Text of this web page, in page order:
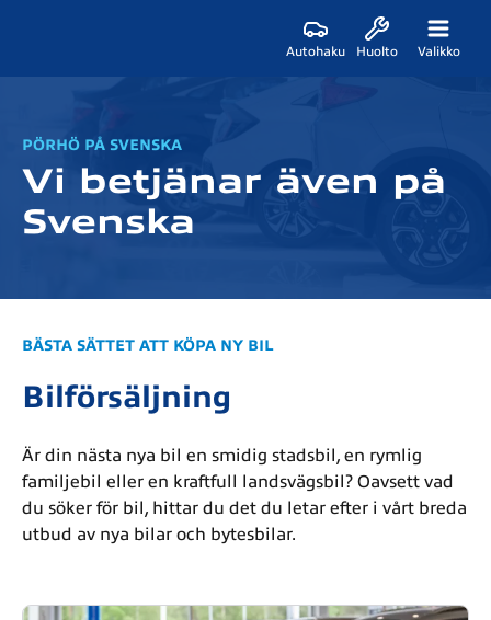
Autohaku Huolto Valikko
Vi betjänar även på
Svenska
PÖRHÖ PÅ SVENSKA
BÄSTA SÄTTET ATT KÖPA NY BIL
Bilförsäljning
Är din nästa nya bil en smidig stadsbil, en rymlig
familjebil eller en kraftfull landsvägsbil? Oavsett vad
du söker för bil, hittar du det du letar efter i vårt breda
utbud av nya bilar och bytesbilar.